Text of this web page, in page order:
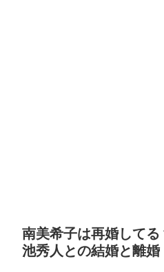
南美希子は再婚して
池秀人との結婚と離婚